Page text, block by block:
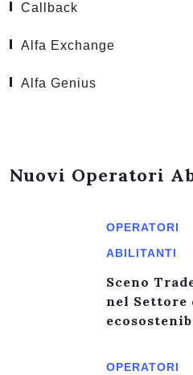
Callback
Alfa Exchange
Alfa Genius
Nuovi Operatori
OPERATORI
ABILITANTI
Sceno
nel Settore
OPERATORI